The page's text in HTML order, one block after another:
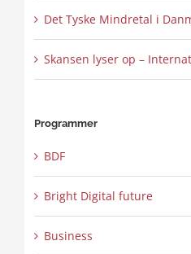
Det Tyske Mindretal i
Skansen lyser op –
Programmer
BDF
Bright Digital future
Business